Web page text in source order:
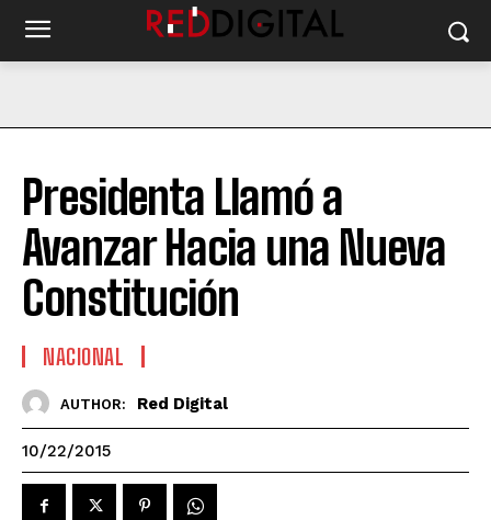
Presidenta Llamó a
Avanzar Hacia una Nueva
Constitución
NACIONAL
AUTHOR: Red Digital
10/22/2015